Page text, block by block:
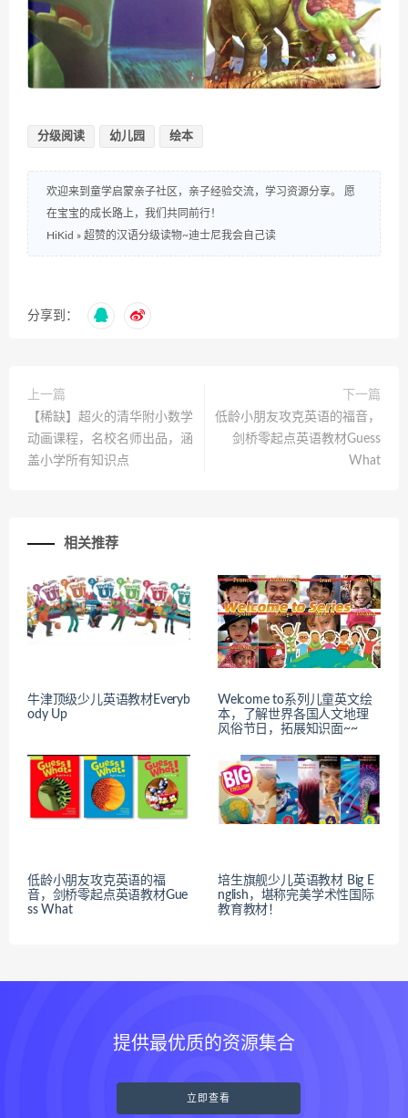
分级阅读 幼儿园 绘本
欢迎来到童学启蒙亲子社区，亲子经验交流，学习资源分享。 愿
在宝宝的成长路上，我们共同前行！
HiKid » 超赞的汉语分级读物~迪士尼我会自己读
分享到：
上一篇
【稀缺】超火的清华附小数学
动画课程，名校名师出品，涵
盖小学所有知识点
下一篇
低龄小朋友攻克英语的福音，
剑桥零起点英语教材Guess
What
相关推荐
牛津顶级少儿英语教材Everyb
ody Up
Welcome to系列儿童英文绘
本，了解世界各国人文地理
风俗节日，拓展知识面~~
低龄小朋友攻克英语的福
音，剑桥零起点英语教材Gue
ss What
培生旗舰少儿英语教材 Big E
nglish，堪称完美学术性国际
教育教材！
提供最优质的资源集合
立即查看